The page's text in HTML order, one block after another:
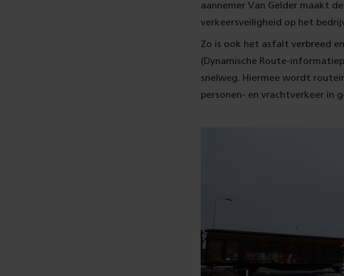
aannemer Van Gelder maakt
verkeersveiligheid op het
Zo is ook het asfalt verbreed
(Dynamische Route-
snelweg. Hiermee wordt
personen- en vrachtverkeer in